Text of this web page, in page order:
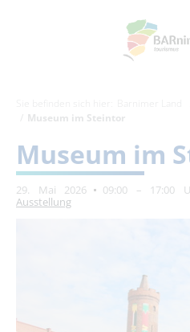
Museum im Steintor
Museum im
29. Mai 2026 09:00 – 17:00
Ausstellung